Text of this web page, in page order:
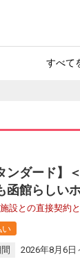
すべて
ンダード】
函館らしい
設との直接契約
い
2026年8月6日